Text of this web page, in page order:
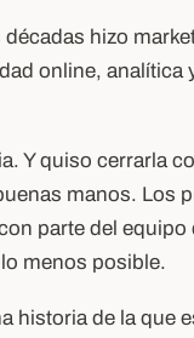
hizo
online, analítica
Y quiso cerrarla
manos. Los
parte del
menos posible.
historia de la que